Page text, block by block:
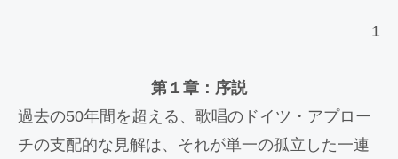
1
第１章：序説
過去の50年間を超える、歌唱のドイツ・アプロー
チの支配的な見解は、それが単一の孤立した一連